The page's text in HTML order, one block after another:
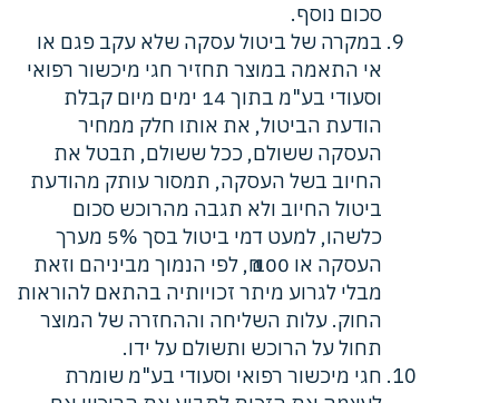
סכום נוסף.
במקרה של ביטול עסקה שלא עקב פגם או
אי התאמה במוצר תחזיר חגי מיכשור רפואי
וסעודי בע"מ בתוך 14 ימים מיום קבלת
הודעת הביטול, את אותו חלק ממחיר
העסקה ששולם, ככל ששולם, תבטל את
החיוב בשל העסקה, תמסור עותק מהודעת
ביטול החיוב ולא תגבה מהרוכש סכום
כלשהו, למעט דמי ביטול בסך 5% מערך
העסקה או 100 ₪, לפי הנמוך מביניהם וזאת
מבלי לגרוע מיתר זכויותיה בהתאם להוראות
החוק. עלות השליחה וההחזרה של המוצר
תחול על הרוכש ותשולם על ידו.
חגי מיכשור רפואי וסעודי בע"מ שומרת